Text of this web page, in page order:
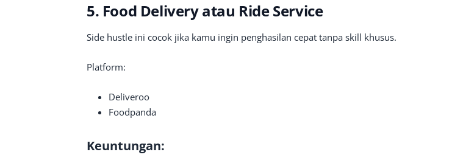
5. Food Delivery atau Ride Service
Side hustle ini cocok jika kamu ingin penghasilan cepat tanpa skill khusus.
Platform:
Deliveroo
Foodpanda
Keuntungan: